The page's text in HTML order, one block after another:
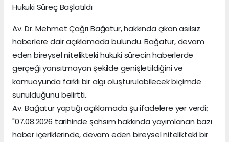
Hukuki Süreç Başlatıldı
Av. Dr. Mehmet Çağrı Bağatur, hakkında çıkan asılsız
haberlere dair açıklamada bulundu. Bağatur, devam
eden bireysel nitelikteki hukuki sürecin haberlerde
gerçeği yansıtmayan şekilde genişletildiğini ve
kamuoyunda farklı bir algı oluşturulabilecek biçimde
sunulduğunu belirtti.
Av. Bağatur yaptığı açıklamada şu ifadelere yer verdi;
"07.08.2026 tarihinde şahsım hakkında yayımlanan bazı
haber içeriklerinde, devam eden bireysel nitelikteki bir